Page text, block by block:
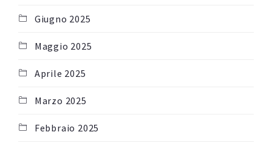
Giugno 2025
Maggio 2025
Aprile 2025
Marzo 2025
Febbraio 2025